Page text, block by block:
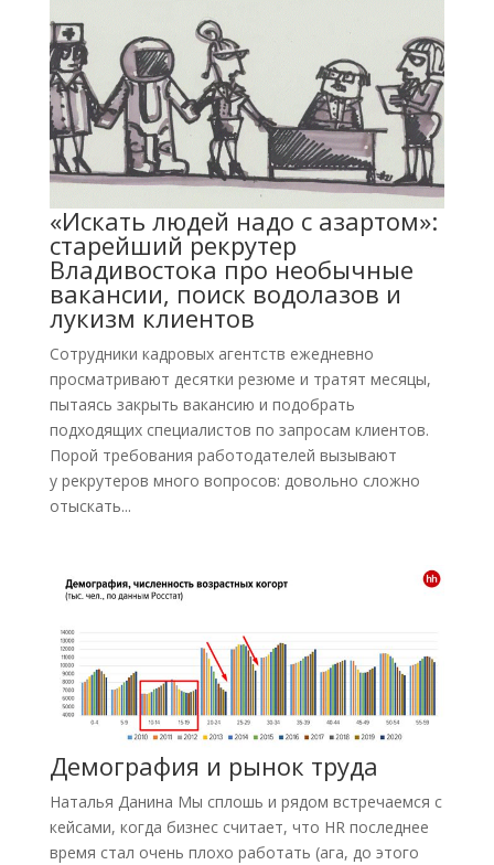
«Искать людей надо с азартом»:
старейший рекрутер
Владивостока про необычные
вакансии, поиск водолазов и
лукизм клиентов
Сотрудники кадровых агентств ежедневно
просматривают десятки резюме и тратят месяцы,
пытаясь закрыть вакансию и подобрать
подходящих специалистов по запросам клиентов.
Порой требования работодателей вызывают
у рекрутеров много вопросов: довольно сложно
отыскать...
Демография и рынок труда
Наталья Данина Мы сплошь и рядом встречаемся с
кейсами, когда бизнес считает, что HR последнее
время стал очень плохо работать (ага, до этого